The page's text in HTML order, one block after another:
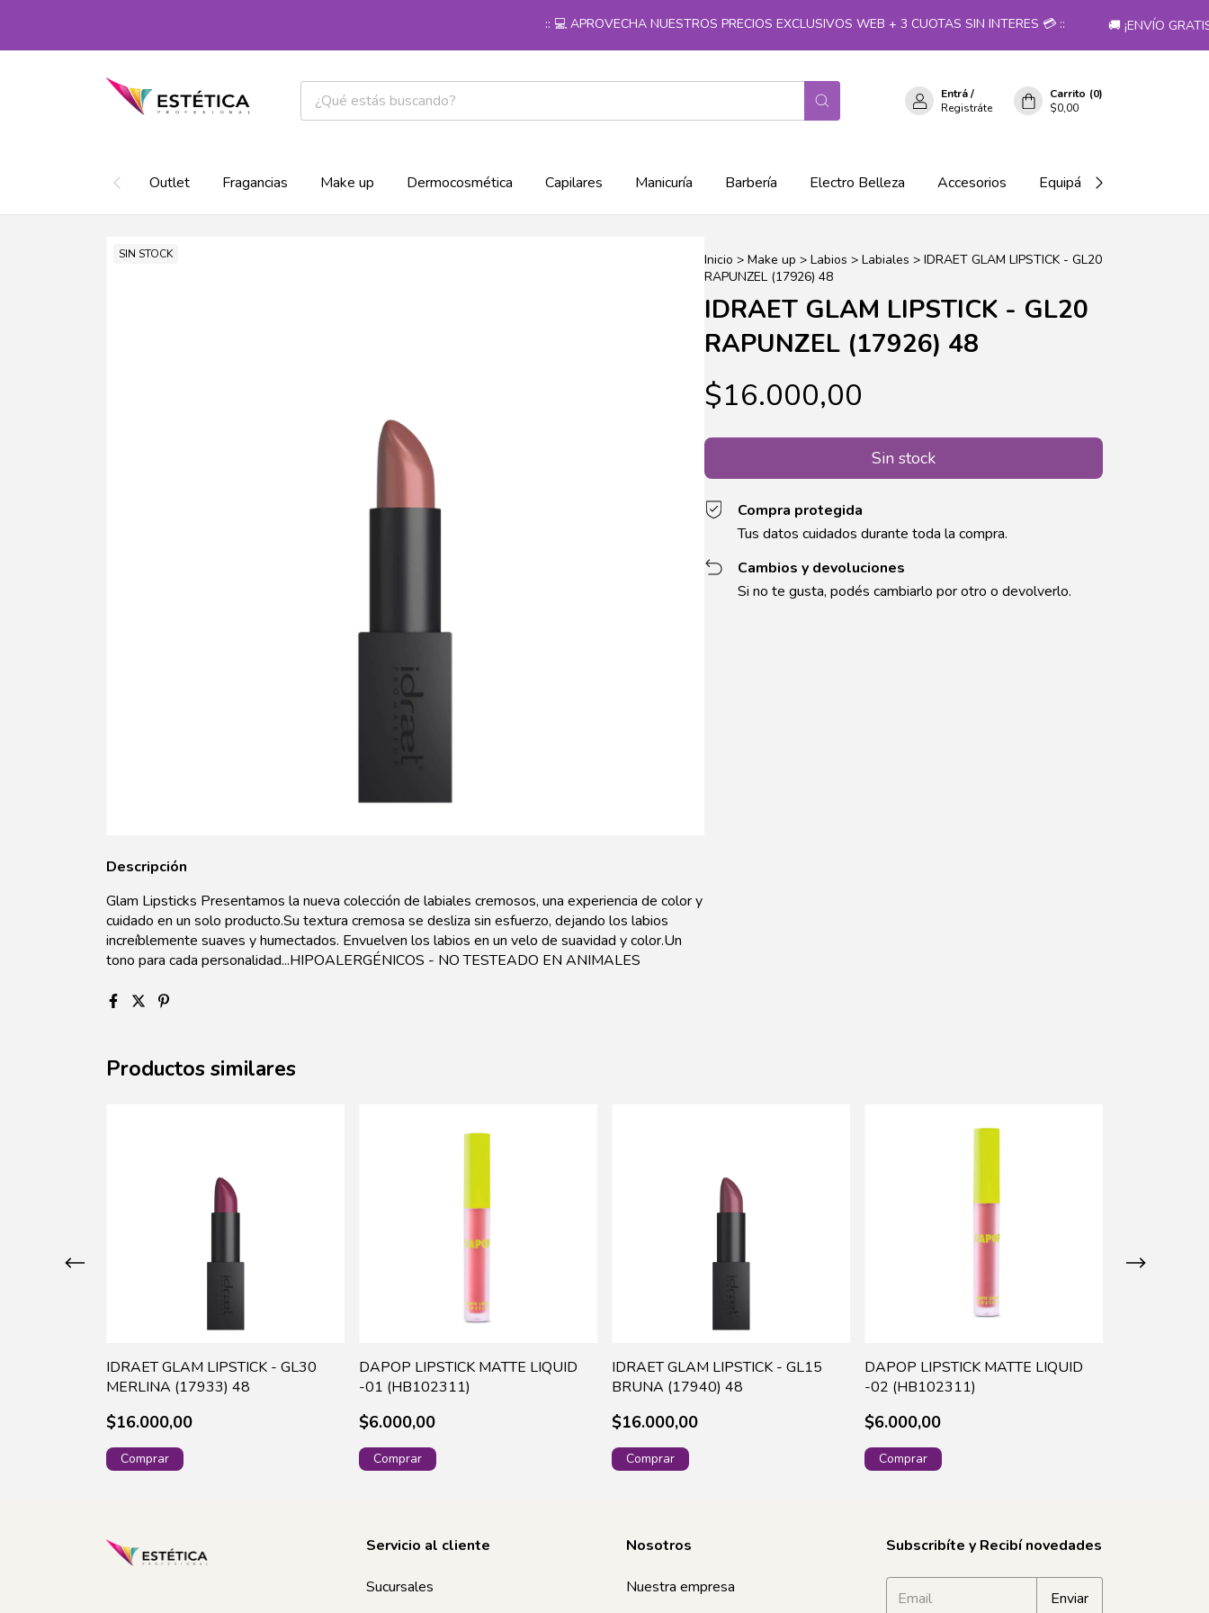
:: 💻 APROVECHA NUESTROS PRECIOS EXCLUSIVOS WEB + 3 CUOTAS SIN INTERES 💳 :: 🚚 ¡ENVÍO GRATIS
Entrá/
Registráte
Carrito (0)
$0,00
Outlet Fragancias Make up Dermocosmética Capilares Manicuría Barbería Electro Belleza Accesorios Equipá tu salón!
SIN STOCK Inicio > Make up > Labios > Labiales > IDRAET GLAM LIPSTICK - GL20
RAPUNZEL (17926) 48
IDRAET GLAM LIPSTICK - GL20
RAPUNZEL (17926) 48
$16.000,00
Compra protegida
Tus datos cuidados durante toda la compra.
Cambios y devoluciones
Si no te gusta, podés cambiarlo por otro o devolverlo.
Descripción
Glam Lipsticks Presentamos la nueva colección de labiales cremosos, una experiencia de color y
cuidado en un solo producto.Su textura cremosa se desliza sin esfuerzo, dejando los labios
increíblemente suaves y humectados. Envuelven los labios en un velo de suavidad y color.Un
tono para cada personalidad...HIPOALERGÉNICOS - NO TESTEADO EN ANIMALES
Productos similares
IDRAET GLAM LIPSTICK - GL30
MERLINA (17933) 48
$16.000,00
DAPOP LIPSTICK MATTE LIQUID
-01 (HB102311)
$6.000,00
IDRAET GLAM LIPSTICK - GL15
BRUNA (17940) 48
$16.000,00
DAPOP LIPSTICK MATTE LIQUID
-02 (HB102311)
$6.000,00
Servicio al cliente
Sucursales
Nosotros
Nuestra empresa
Subscribíte y Recibí novedades